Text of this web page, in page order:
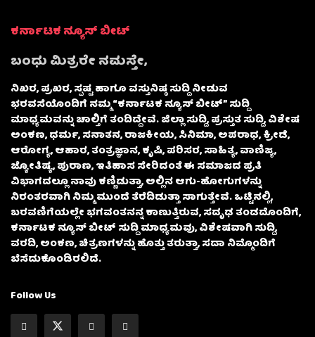
ಕರ್ನಾಟಕ ನ್ಯೂಸ್ ಬೀಟ್
ಬಂಧು ಮಿತ್ರರೇ ನಮಸ್ತೇ,
ನಿಖರ, ಪ್ರಖರ, ಸ್ಪಷ್ಟ ಹಾಗೂ ವಸ್ತುನಿಷ್ಠ ಸುದ್ದಿ ನೀಡುವ
ಭರವಸೆಯೊಂದಿಗೆ ನಮ್ಮ “ಕರ್ನಾಟಕ ನ್ಯೂಸ್ ಬೀಟ್” ಸುದ್ದಿ
ಮಾಧ್ಯಮವನ್ನು ಚಾಲ್ತಿಗೆ ತಂದಿದ್ದೇವೆ. ಜಿಲ್ಲಾ ಸುದ್ದಿ, ಪ್ರಸ್ತುತ ಸುದ್ದಿ, ವಿಶೇಷ
ಅಂಕಣ, ಧರ್ಮ, ಸನಾತನ, ರಾಜಕೀಯ, ಸಿನಿಮಾ, ಅಪರಾಧ, ಕ್ರೀಡೆ,
ಆರೋಗ್ಯ, ಆಹಾರ, ತಂತ್ರಜ್ಞಾನ, ಕೃಷಿ, ಪರಿಸರ, ಸಾಹಿತ್ಯ, ವಾಣಿಜ್ಯ,
ಜ್ಯೋತಿಷ್ಯ, ಪುರಾಣ, ಇತಿಹಾಸ ಸೇರಿದಂತೆ ಈ ಸಮಾಜದ ಪ್ರತಿ
ವಿಭಾಗದಲ್ಲೂ ನಾವು ಕಣ್ಣಿಡುತ್ತಾ, ಅಲ್ಲಿನ ಆಗು-ಹೋಗುಗಳನ್ನು
ನಿರಂತರವಾಗಿ ನಿಮ್ಮ ಮುಂದೆ ತೆರೆದಿಡುತ್ತಾ ಸಾಗುತ್ತೇವೆ. ಒಟ್ಟಿನಲ್ಲಿ,
ಬರವಣಿಗೆಯಲ್ಲೇ ಭಗವಂತನನ್ನ ಕಾಣುತ್ತಿರುವ, ಸದೃಢ ತಂಡದೊಂದಿಗೆ,
ಕರ್ನಾಟಕ ನ್ಯೂಸ್ ಬೀಟ್ ಸುದ್ದಿ ಮಾಧ್ಯಮವು, ವಿಶೇಷವಾಗಿ ಸುದ್ದಿ,
ವರದಿ, ಅಂಕಣ, ಚಿತ್ರಣಗಳನ್ನು ಹೊತ್ತು ತರುತ್ತಾ, ಸದಾ ನಿಮ್ಮೊಂದಿಗೆ
ಬೆಸೆದುಕೊಂಡಿರಲಿದೆ.
Follow Us